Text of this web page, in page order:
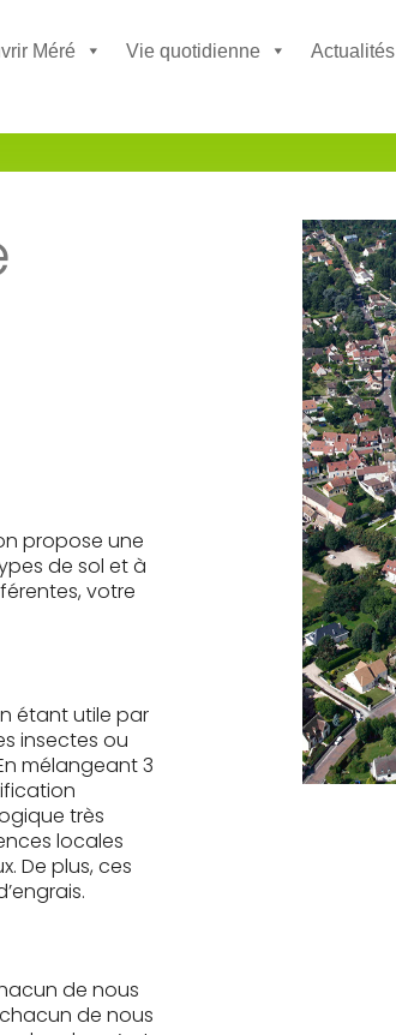
Méré Vie quotidienne Actualités
propose une
de sol et à
votre
étant utile par
insectes ou
mélangeant 3
très
locales
De plus, ces
de nous
de nous